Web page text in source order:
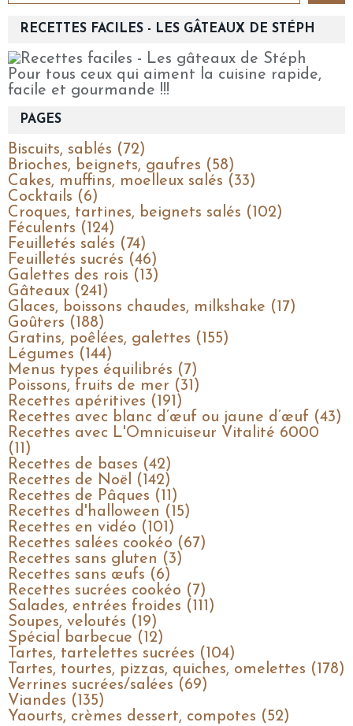
RECETTES FACILES - LES GÂTEAUX DE STÉPH
Pour tous ceux qui aiment la cuisine rapide,
facile et gourmande !!!
PAGES
Biscuits, sablés (72)
Brioches, beignets, gaufres (58)
Cakes, muffins, moelleux salés (33)
Cocktails (6)
Croques, tartines, beignets salés (102)
Féculents (124)
Feuilletés salés (74)
Feuilletés sucrés (46)
Galettes des rois (13)
Gâteaux (241)
Glaces, boissons chaudes, milkshake (17)
Goûters (188)
Gratins, poêlées, galettes (155)
Légumes (144)
Menus types équilibrés (7)
Poissons, fruits de mer (31)
Recettes apéritives (191)
Recettes avec blanc d’œuf ou jaune d’œuf (43)
Recettes avec L'Omnicuiseur Vitalité 6000
(11)
Recettes de bases (42)
Recettes de Noël (142)
Recettes de Pâques (11)
Recettes d'halloween (15)
Recettes en vidéo (101)
Recettes salées cookéo (67)
Recettes sans gluten (3)
Recettes sans œufs (6)
Recettes sucrées cookéo (7)
Salades, entrées froides (111)
Soupes, veloutés (19)
Spécial barbecue (12)
Tartes, tartelettes sucrées (104)
Tartes, tourtes, pizzas, quiches, omelettes (178)
Verrines sucrées/salées (69)
Viandes (135)
Yaourts, crèmes dessert, compotes (52)